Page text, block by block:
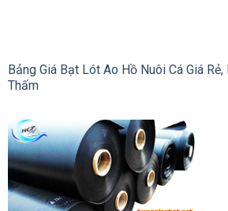
Bảng Giá Bạt Lót Ao Hồ Nuôi Cá Giá
Thấm